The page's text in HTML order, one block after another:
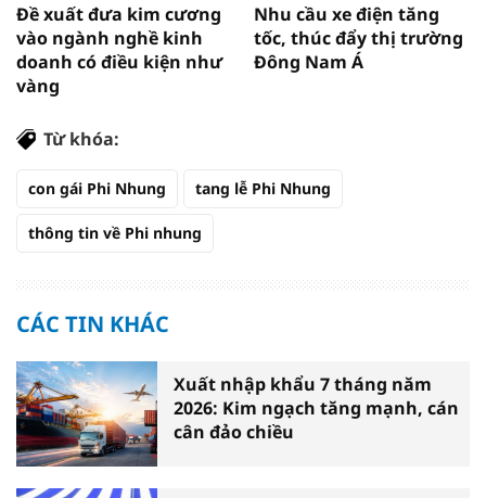
Đề xuất đưa kim cương
vào ngành nghề kinh
doanh có điều kiện như
vàng
Nhu cầu xe điện tăng
tốc, thúc đẩy thị trường
Đông Nam Á
Từ khóa:
con gái Phi Nhung tang lễ Phi Nhung
thông tin về Phi nhung
CÁC TIN KHÁC
Xuất nhập khẩu 7 tháng năm
2026: Kim ngạch tăng mạnh, cán
cân đảo chiều